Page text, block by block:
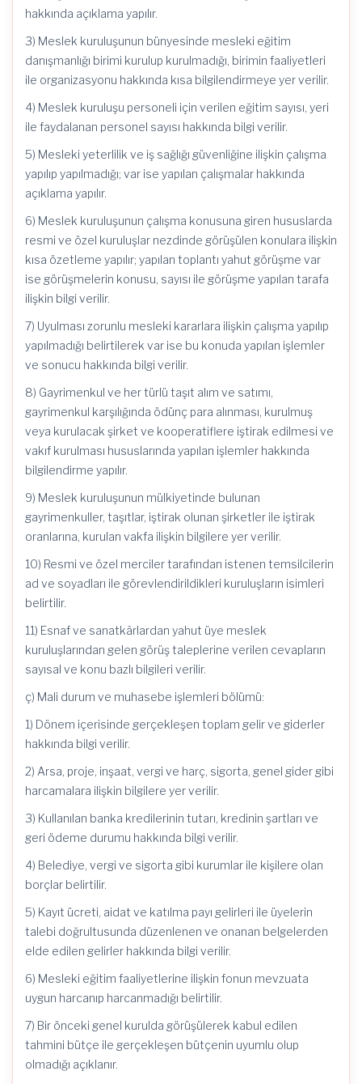
hakkında açıklama yapılır.
3) Meslek kuruluşunun bünyesinde mesleki eğitim
danışmanlığı birimi kurulup kurulmadığı, birimin faaliyetleri
ile organizasyonu hakkında kısa bilgilendirmeye yer verilir.
4) Meslek kuruluşu personeli için verilen eğitim sayısı, yeri
ile faydalanan personel sayısı hakkında bilgi verilir.
5) Mesleki yeterlilik ve iş sağlığı güvenliğine ilişkin çalışma
yapılıp yapılmadığı; var ise yapılan çalışmalar hakkında
açıklama yapılır.
6) Meslek kuruluşunun çalışma konusuna giren hususlarda
resmi ve özel kuruluşlar nezdinde görüşülen konulara ilişkin
kısa özetleme yapılır; yapılan toplantı yahut görüşme var
ise görüşmelerin konusu, sayısı ile görüşme yapılan tarafa
ilişkin bilgi verilir.
7) Uyulması zorunlu mesleki kararlara ilişkin çalışma yapılıp
yapılmadığı belirtilerek var ise bu konuda yapılan işlemler
ve sonucu hakkında bilgi verilir.
8) Gayrimenkul ve her türlü taşıt alım ve satımı,
gayrimenkul karşılığında ödünç para alınması, kurulmuş
veya kurulacak şirket ve kooperatiflere iştirak edilmesi ve
vakıf kurulması hususlarında yapılan işlemler hakkında
bilgilendirme yapılır.
9) Meslek kuruluşunun mülkiyetinde bulunan
gayrimenkuller, taşıtlar, iştirak olunan şirketler ile iştirak
oranlarına, kurulan vakfa ilişkin bilgilere yer verilir.
10) Resmi ve özel merciler tarafından istenen temsilcilerin
ad ve soyadları ile görevlendirildikleri kuruluşların isimleri
belirtilir.
11) Esnaf ve sanatkârlardan yahut üye meslek
kuruluşlarından gelen görüş taleplerine verilen cevapların
sayısal ve konu bazlı bilgileri verilir.
ç) Mali durum ve muhasebe işlemleri bölümü:
1) Dönem içerisinde gerçekleşen toplam gelir ve giderler
hakkında bilgi verilir.
2) Arsa, proje, inşaat, vergi ve harç, sigorta, genel gider gibi
harcamalara ilişkin bilgilere yer verilir.
3) Kullanılan banka kredilerinin tutarı, kredinin şartları ve
geri ödeme durumu hakkında bilgi verilir.
4) Belediye, vergi ve sigorta gibi kurumlar ile kişilere olan
borçlar belirtilir.
5) Kayıt ücreti, aidat ve katılma payı gelirleri ile üyelerin
talebi doğrultusunda düzenlenen ve onanan belgelerden
elde edilen gelirler hakkında bilgi verilir.
6) Mesleki eğitim faaliyetlerine ilişkin fonun mevzuata
uygun harcanıp harcanmadığı belirtilir.
7) Bir önceki genel kurulda görüşülerek kabul edilen
tahmini bütçe ile gerçekleşen bütçenin uyumlu olup
olmadığı açıklanır.